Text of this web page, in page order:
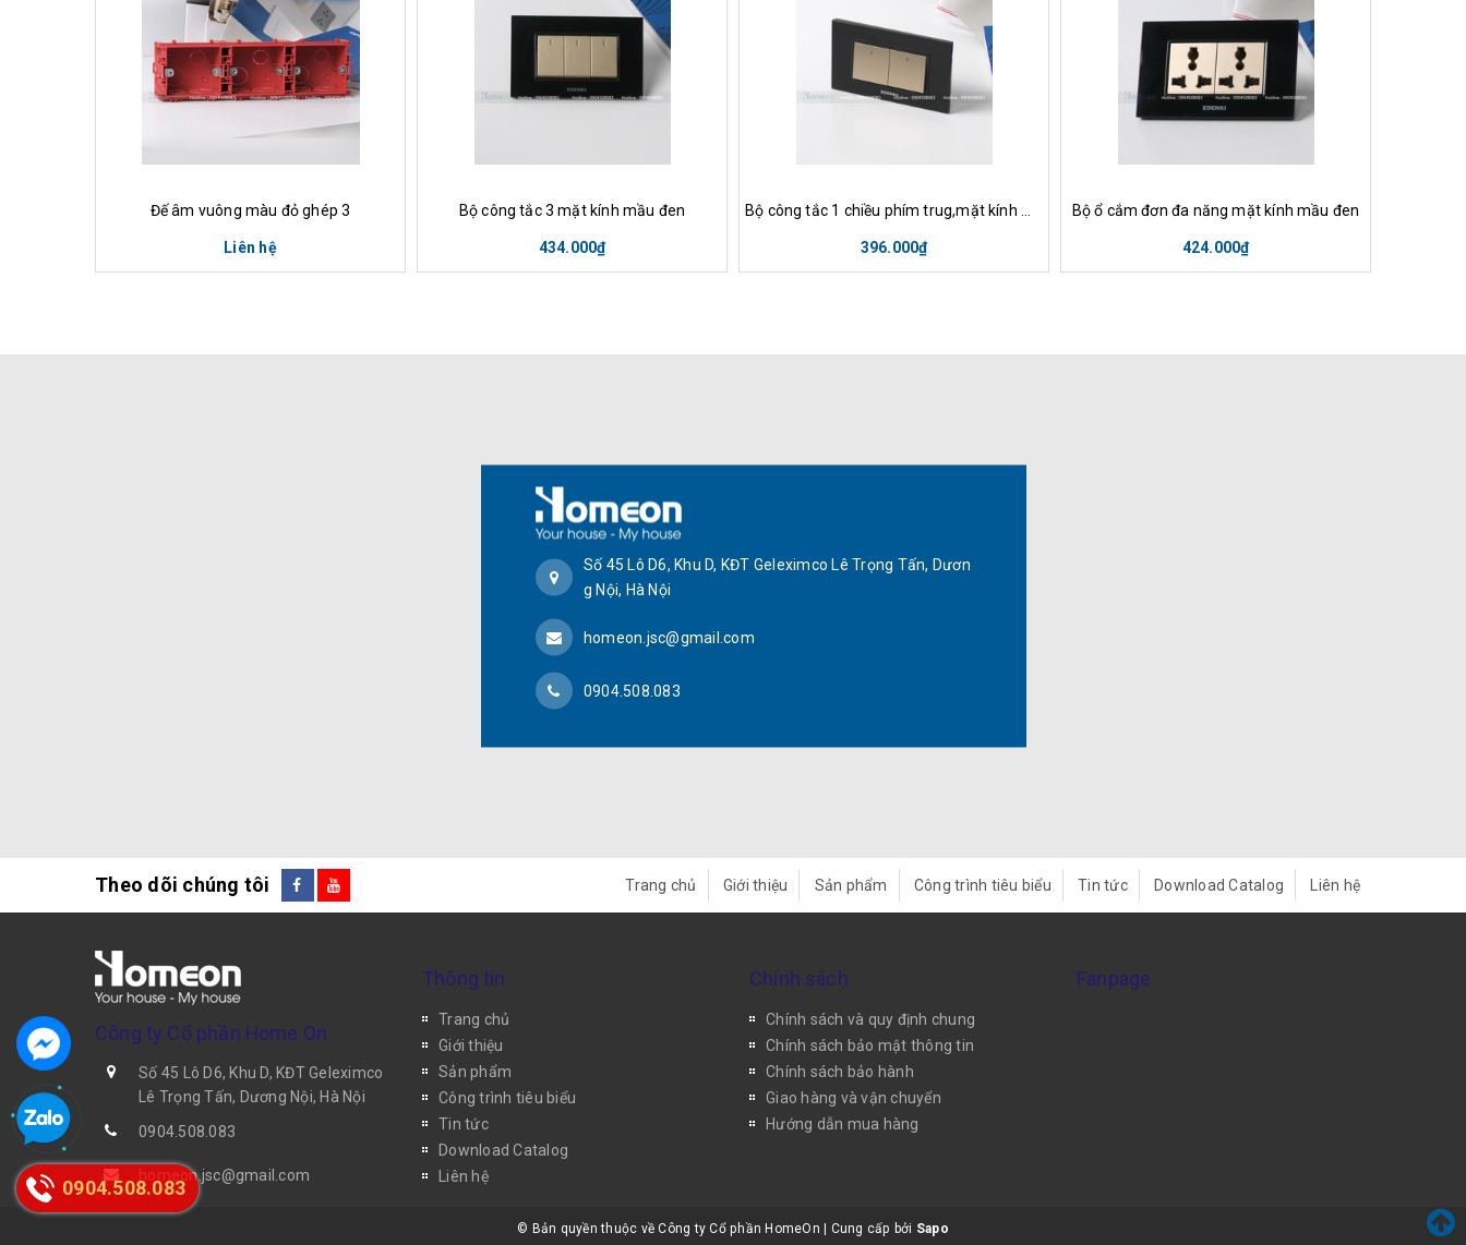
Đế âm vuông màu đỏ ghép 3
Liên hệ
Bộ công tắc 3 mặt kính mầu đen
434.000₫ 396.000₫
Bộ ổ cắm đơn đa năng mặt kính mầu đen
424.000₫
Số 45 Lô D6, Khu D, KĐT Geleximco Lê Trọng Tấn, Dươn
g Nội, Hà Nội
homeon.jsc@gmail.com
0904.508.083
Theo dõi chúng tôi Trang chủ Giới thiệu Sản phẩm Công trình tiêu biểu Tin tức Download Catalog Liên hệ
Công ty Cổ phần Home On
Số 45 Lô D6, Khu D, KĐT Geleximco
Lê Trọng Tấn, Dương Nội, Hà Nội
0904.508.083
homeon.jsc@gmail.com
Thông tin
Trang chủ
Giới thiệu
Sản phẩm
Công trình tiêu biểu
Tin tức
Download Catalog
Liên hệ
Chính sách
Chính sách và quy định chung
Chính sách bảo mật thông tin
Chính sách bảo hành
Giao hàng và vận chuyển
Hướng dẫn mua hàng
Fanpage
© Bản quyền thuộc về Công ty Cổ phần HomeOn Cung cấp bởi Sapo
0904.508.083